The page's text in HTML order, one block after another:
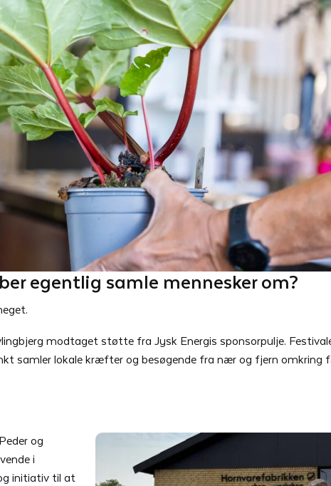
egentlig samle mennesker om?
modtaget støtte fra Jysk Energis sponsorpulje.
samler lokale kræfter og besøgende fra nær og fjern omkring
og
i
initiativ til at